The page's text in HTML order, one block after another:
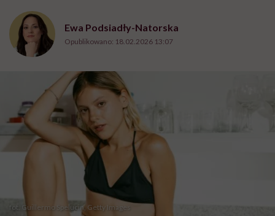
Ewa Podsiadły-Natorska
Opublikowano: 18.02.2026 13:07
fot. Guillermo Spelucin, Getty Images